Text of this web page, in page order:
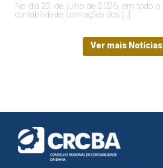
No dia 22 de julho de 2026, em todo o
contabilidade, com ações dos […]
Ver mais Notícias